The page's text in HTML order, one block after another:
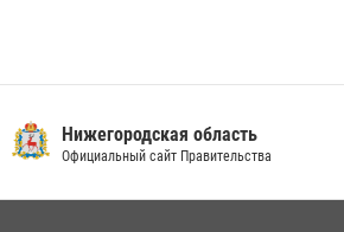
Нижегородская область
Официальный сайт Правительства